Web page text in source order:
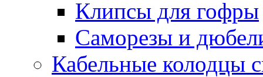
Клипсы для гофры
Саморезы и
Кабельные колодцы